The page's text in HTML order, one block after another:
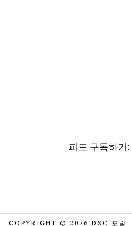
피드 구독하기:
COPYRIGHT © 2026 DSC 포럼